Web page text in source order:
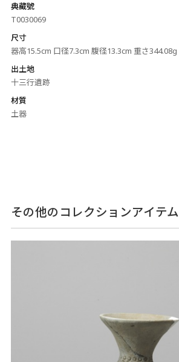
典藏號
T0030069
尺寸
器高15.5cm 口径7.3cm 腹径13.3cm 重さ344.08g
出土地
十三行遺跡
材質
土器
その他のコレクションアイテム